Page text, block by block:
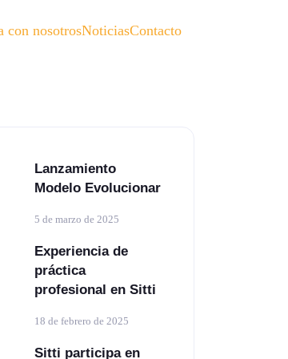
con nosotrosNoticiasContacto
Lanzamiento
Modelo Evolucionar
5 de marzo de 2025
Experiencia de
práctica
profesional en Sitti
18 de febrero de 2025
Sitti participa en